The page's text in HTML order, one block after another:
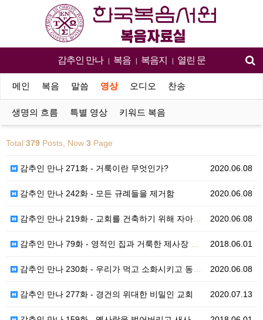
감추인 만나 | 복음 | 복음지 | 열린 문
메인 복음 말씀 영상 오디오 찬송
생명의 흐름 특별 영상 키워드 복음
Total 379 Posts, Now 3 Page
2020.06.08
감추인 만나 271화 - 거룩이란 무엇인가?
2020.06.08
감추인 만나 242화 - 모든 규례들을 제거함
2020.06.08
감추인 만나 219화 - 교회를 건축하기 위해 자아를 …
2018.06.01
감추인 만나 79화 - 영적인 집과 거룩한 제사장 체계
2020.06.08
감추인 만나 230화 - 우리가 먹고 소화시키고 동화시…
2020.07.13
감추인 만나 277화 - 경건의 위대한 비밀인 교회